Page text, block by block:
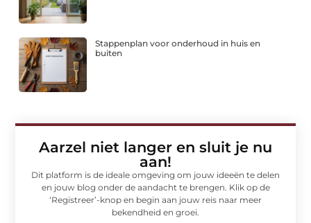
Stappenplan voor onderhoud in huis en
buiten
Aarzel niet langer en sluit je nu
aan!
Dit platform is de ideale omgeving om jouw ideeën te delen
en jouw blog onder de aandacht te brengen. Klik op de
‘Registreer’-knop en begin aan jouw reis naar meer
bekendheid en groei.